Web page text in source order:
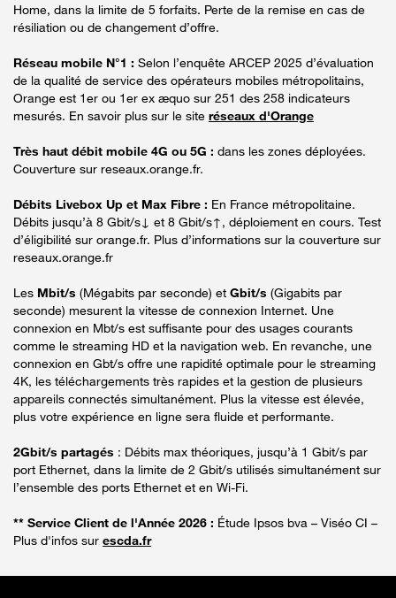
Home, dans la limite de 5 forfaits. Perte de la remise en cas de
résiliation ou de changement d’offre.
Réseau mobile N°1 : Selon l’enquête ARCEP 2025 d’évaluation
de la qualité de service des opérateurs mobiles métropolitains,
Orange est 1er ou 1er ex æquo sur 251 des 258 indicateurs
mesurés. En savoir plus sur le site réseaux d'Orange
Très haut débit mobile 4G ou 5G : dans les zones déployées.
Couverture sur reseaux.orange.fr.
Débits Livebox Up et Max Fibre : En France métropolitaine.
Débits jusqu’à 8 Gbit/s↓ et 8 Gbit/s↑, déploiement en cours. Test
d’éligibilité sur orange.fr. Plus d’informations sur la couverture sur
reseaux.orange.fr
Les Mbit/s (Mégabits par seconde) et Gbit/s (Gigabits par
seconde) mesurent la vitesse de connexion Internet. Une
connexion en Mbt/s est suffisante pour des usages courants
comme le streaming HD et la navigation web. En revanche, une
connexion en Gbt/s offre une rapidité optimale pour le streaming
4K, les téléchargements très rapides et la gestion de plusieurs
appareils connectés simultanément. Plus la vitesse est élevée,
plus votre expérience en ligne sera fluide et performante.
2Gbit/s partagés : Débits max théoriques, jusqu’à 1 Gbit/s par
port Ethernet, dans la limite de 2 Gbit/s utilisés simultanément sur
l’ensemble des ports Ethernet et en Wi-Fi.
** Service Client de l'Année 2026 : Étude Ipsos bva – Viséo CI –
Plus d'infos sur escda.fr